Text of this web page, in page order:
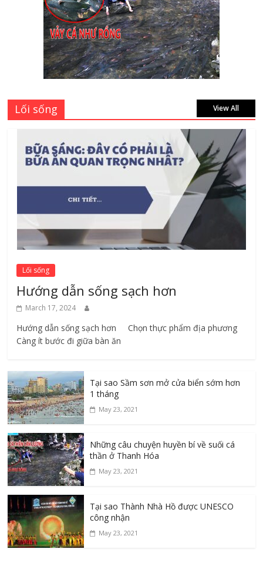
Mách bạn 7 địa chỉ sửa cửa nhôm kính
Tân Phú Tphcm tận nơi giá rẻ, uy tín
nhất hiện nay
August 5, 2026
Lối sống View All
Lối sống
Hướng dẫn sống sạch hơn
March 17, 2024
Hướng dẫn sống sạch hơn Chọn thực phẩm địa phương ​
Càng ít bước đi giữa bàn ăn
Tại sao Sầm sơn mở cửa biển sớm hơn
1 tháng
May 23, 2021
Những câu chuyện huyền bí về suối cá
thần ở Thanh Hóa
May 23, 2021
Tại sao Thành Nhà Hồ được UNESCO
công nhận
May 23, 2021